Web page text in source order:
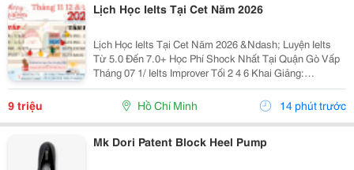
Lịch Học Ielts Tại Cet Năm 2026
Lịch Học Ielts Tại Cet Năm 2026 &Ndash; Luyện Ielts
Từ 5.0 Đến 7.0+ Học Phí Shock Nhất Tại Quận Gò Vấp
Tháng 07 1/ Ielts Improver Tối 2 4 6 Khai Giảng:
13/07/2026 Khung Giờ: 18:00 Đến 21:00 Học Phí Ưu Đãi
5% Khi Đăng Ký 2/ Ielts...
9 triệu Hồ Chí Minh 14 phút trước
Mk Dori Patent Block Heel Pump